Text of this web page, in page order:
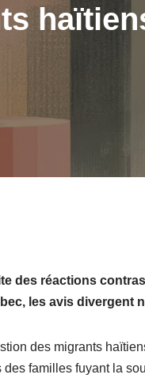
des réactions
les avis divergent
des migrants
familles fuyant la